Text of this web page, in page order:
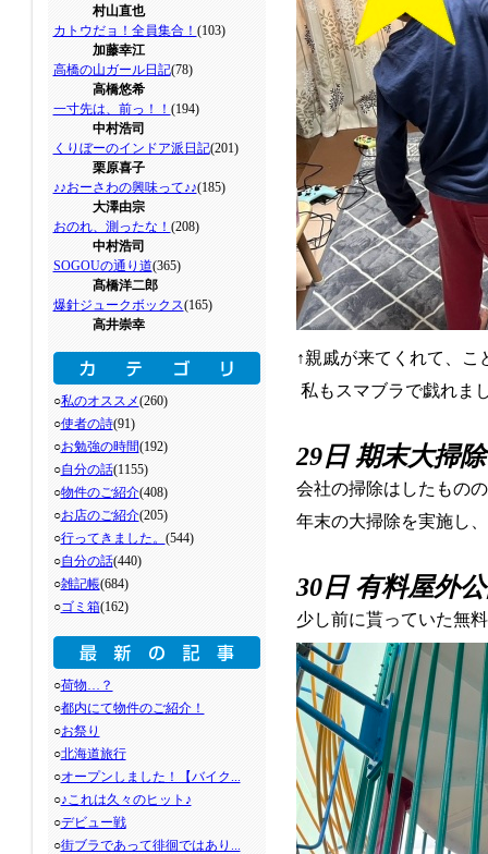
村山直也
カトウだョ！全員集合！ (103)
加藤幸江
高橋の山ガール日記(78)
高橋悠希
一寸先は、前っ！！ (194)
中村浩司
くりぼーのインドア派日記(201)
栗原喜子
♪♪おーさわの興味って♪♪(185)
大澤由宗
おのれ、測ったな！ (208)
中村浩司
SOGOUの通り道(365)
髙橋洋二郎
爆針ジュークボックス(165)
高井崇幸
○私のオススメ(260)
○使者の詩(91)
○お勉強の時間(192)
○自分の話(1155)
○物件のご紹介(408)
○お店のご紹介(205)
○行ってきました。 (544)
○自分の話(440)
○雑記帳(684)
○ゴミ箱(162)
○荷物…？
○都内にて物件のご紹介！
○お祭り
○北海道旅行
○オープンしました！【バイク...
○♪これは久々のヒット♪
○デビュー戦
○街ブラであって徘徊ではあり...
↑親戚が来てくれて、
私もスマブラで戯れま
29日 期末大掃除
会社の掃除はしたもの
年末の大掃除を実施し
30日 有料屋外
少し前に貰っていた無